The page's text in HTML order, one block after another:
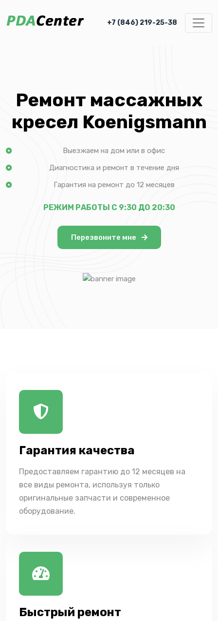
+7 (846) 219-25-38
Ремонт массажных
кресел Koenigsmann
Выезжаем на дом или в офис
Диагностика и ремонт в течение дня
Гарантия на ремонт до 12 месяцев
РЕЖИМ РАБОТЫ С 9:30 ДО 20:30
Перезвоните мне
Гарантия качества
Предоставляем гарантию до 12 месяцев на
все виды ремонта, используя только
оригинальные запчасти и современное
оборудование.
Быстрый ремонт